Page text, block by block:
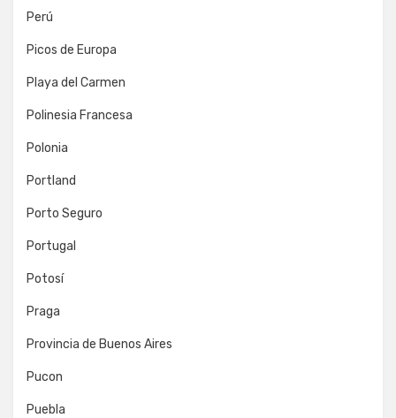
Perú
Picos de Europa
Playa del Carmen
Polinesia Francesa
Polonia
Portland
Porto Seguro
Portugal
Potosí
Praga
Provincia de Buenos Aires
Pucon
Puebla